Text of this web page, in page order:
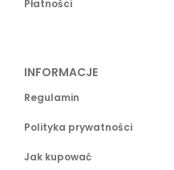
Płatności
INFORMACJE
Regulamin
Polityka prywatności
Jak kupować